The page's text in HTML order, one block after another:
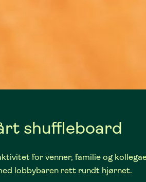
shuffleboard
for venner, familie og
lobbybaren rett rundt hjørnet.